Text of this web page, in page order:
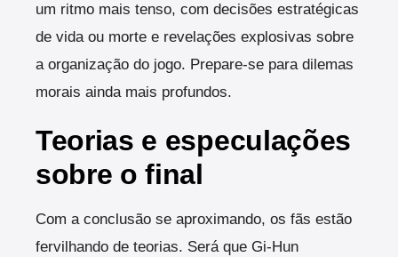
um ritmo mais tenso, com decisões estratégicas
de vida ou morte e revelações explosivas sobre
a organização do jogo. Prepare-se para dilemas
morais ainda mais profundos.
Teorias e especulações
sobre o final
Com a conclusão se aproximando, os fãs estão
fervilhando de teorias. Será que Gi-Hun